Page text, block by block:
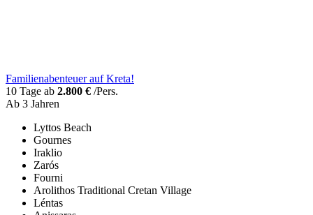
Familienabenteuer auf Kreta!
10 Tage ab 2.800 € /Pers.
Ab 3 Jahren
Lyttos Beach
Gournes
Iraklio
Zarós
Fourni
Arolithos Traditional Cretan Village
Léntas